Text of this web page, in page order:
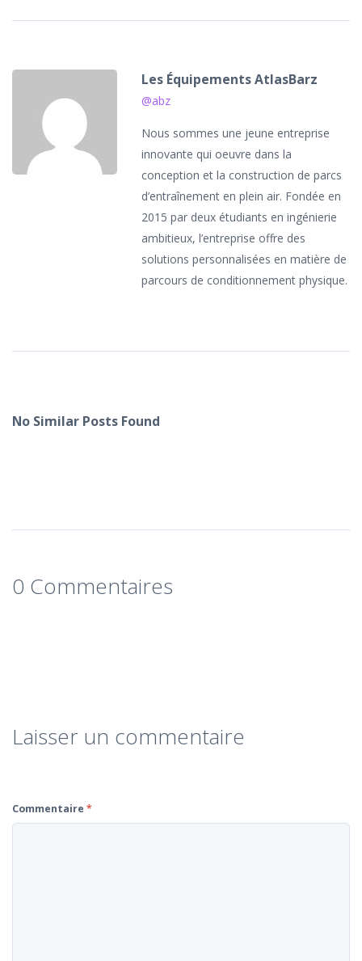
Les Équipements AtlasBarz
@abz
Nous sommes une jeune entreprise
innovante qui oeuvre dans la
conception et la construction de parcs
d’entraînement en plein air. Fondée en
2015 par deux étudiants en ingénierie
ambitieux, l’entreprise offre des
solutions personnalisées en matière de
parcours de conditionnement physique.
No Similar Posts Found
0 Commentaires
Laisser un commentaire
Commentaire *